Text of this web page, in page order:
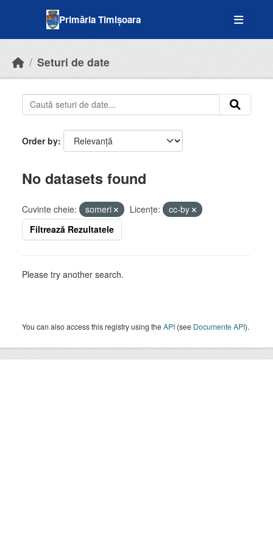
Primăria Timișoara
Seturi de date
Order by
No datasets found
Cuvinte cheie: someri Licenţe:
cc-by
Filtrează Rezultatele
Please try another search.
You can also access this registry using theAPI (see Documente API).